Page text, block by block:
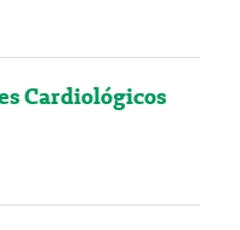
Cardiológicos